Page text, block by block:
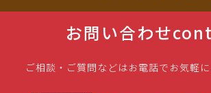
お問い合わせ
ご相談・ご質問などはお電話でお気軽